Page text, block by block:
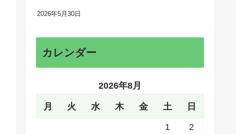
2026年5月30日
カレンダー
2026年8月
月 火 水 木 金 土 日
1
2